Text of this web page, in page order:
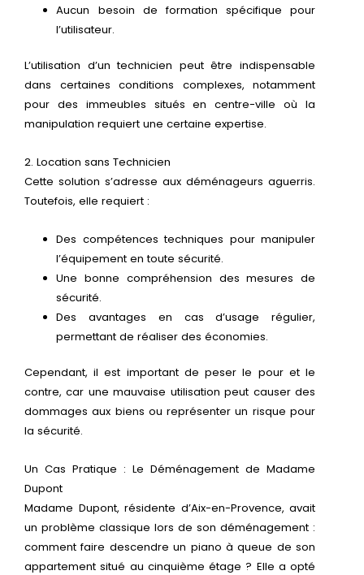
Aucun besoin de formation spécifique pour
l’utilisateur.
L’utilisation d’un technicien peut être indispensable
dans certaines conditions complexes, notamment
pour des immeubles situés en centre-ville où la
manipulation requiert une certaine expertise.
2. Location sans Technicien
Cette solution s’adresse aux déménageurs aguerris.
Toutefois, elle requiert :
Des compétences techniques pour manipuler
l’équipement en toute sécurité.
Une bonne compréhension des mesures de
sécurité.
Des avantages en cas d’usage régulier,
permettant de réaliser des économies.
Cependant, il est important de peser le pour et le
contre, car une mauvaise utilisation peut causer des
dommages aux biens ou représenter un risque pour
la sécurité.
Un Cas Pratique : Le Déménagement de Madame
Dupont
Madame Dupont, résidente d’Aix-en-Provence, avait
un problème classique lors de son déménagement :
comment faire descendre un piano à queue de son
appartement situé au cinquième étage ? Elle a opté